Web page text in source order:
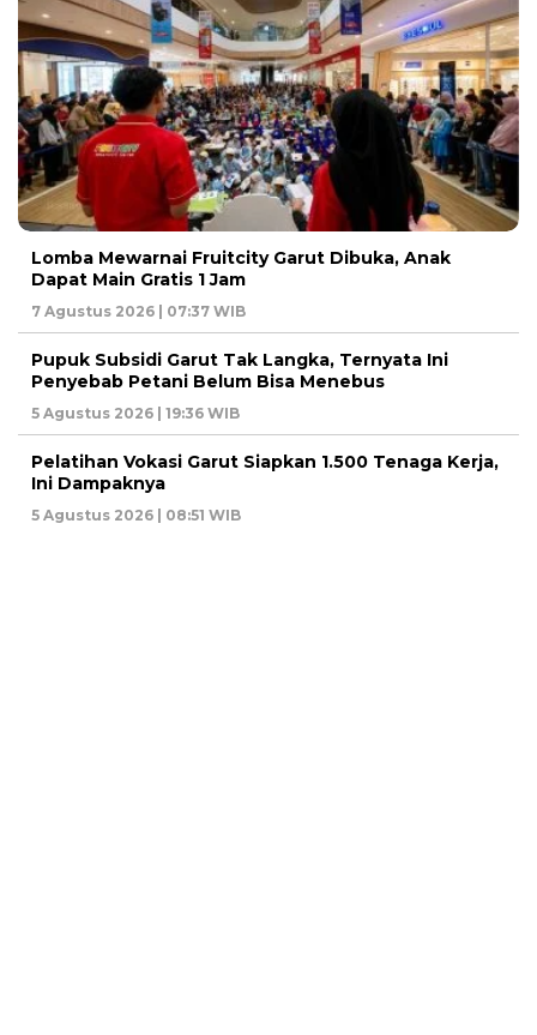
Lomba Mewarnai Fruitcity Garut Dibuka, Anak
Dapat Main Gratis 1 Jam
7 Agustus 2026 | 07:37 WIB
Pupuk Subsidi Garut Tak Langka, Ternyata Ini
Penyebab Petani Belum Bisa Menebus
5 Agustus 2026 | 19:36 WIB
Pelatihan Vokasi Garut Siapkan 1.500 Tenaga Kerja,
Ini Dampaknya
5 Agustus 2026 | 08:51 WIB